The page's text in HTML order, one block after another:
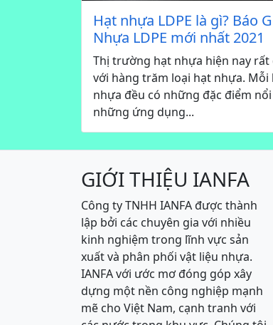
Hạt nhựa LDPE là gì? Báo
Nhựa LDPE mới nhất 2021
Thị trường hạt nhựa hiện nay rất
với hàng trăm loại hạt nhựa. Mỗi
nhựa đều có những đặc điểm
những ứng dụng...
GIỚI THIỆU IANFA
Công ty TNHH IANFA được thành
lập bởi các chuyên gia với nhiều
kinh nghiệm trong lĩnh vực sản
xuất và phân phối vật liệu nhựa.
IANFA với ước mơ đóng góp xây
dựng một nền công nghiệp mạnh
mẽ cho Việt Nam, cạnh tranh với